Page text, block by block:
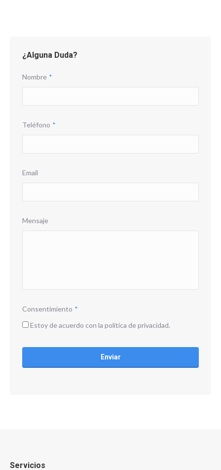
¿Alguna Duda?
Nombre *
Teléfono *
Email
Mensaje
Consentimiento *
Estoy de acuerdo con la política de privacidad.
Servicios